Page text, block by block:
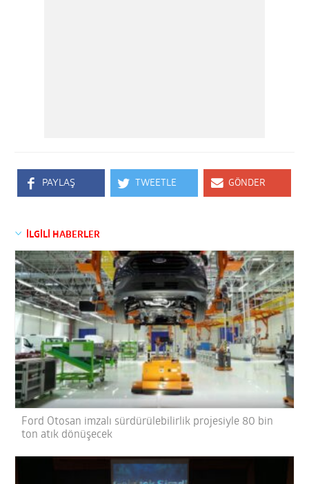
PAYLAŞ TWEETLE GÖNDER
İLGİLİ HABERLER
Ford Otosan imzalı sürdürülebilirlik projesiyle 80 bin
ton atık dönüşecek